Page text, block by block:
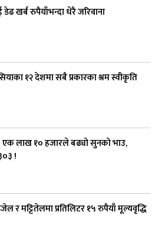
खर्ब रुपैयाँभन्दा धेरै जरिवाना
१२ देशमा सबै प्रकारका श्रम स्वीकृति
: एक लाख १० हजारले बढ्यो सुनको भाउ,
!
र मट्टितेलमा प्रतिलिटर १५ रुपैयाँ मूल्यवृद्धि